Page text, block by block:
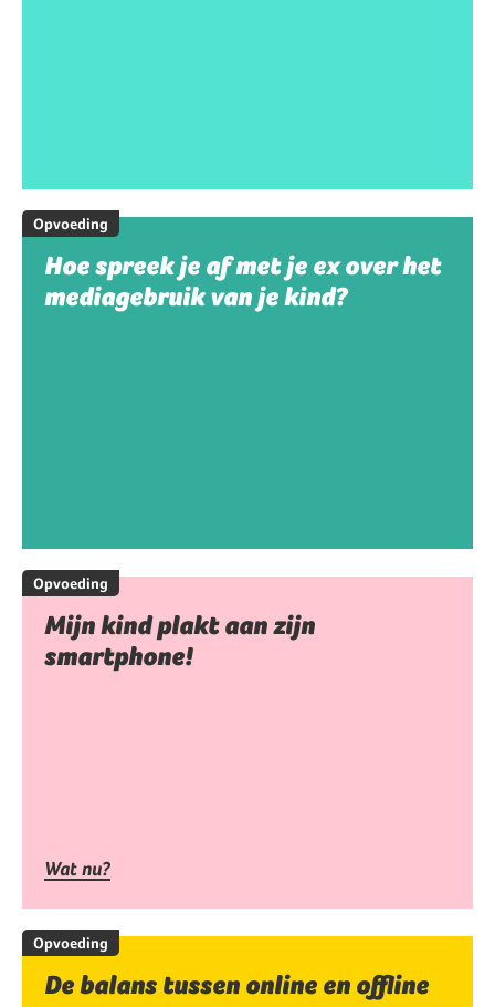
Opvoeding
Hoe spreek je af met je ex over het
mediagebruik van je kind?
Opvoeding
Mijn kind plakt aan zijn
smartphone!
Wat nu?
Opvoeding
De balans tussen online en offline